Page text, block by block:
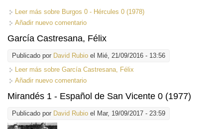
Leer más sobre Burgos 0 - Hércules 0 (1978)
Añadir nuevo comentario
García Castresana, Félix
Publicado por David Rubio el Mié, 21/09/2016 - 13:56
Leer más sobre García Castresana, Félix
Añadir nuevo comentario
Mirandés 1 - Español de San Vicente 0 (1977)
Publicado por David Rubio el Mar, 19/09/2017 - 23:59